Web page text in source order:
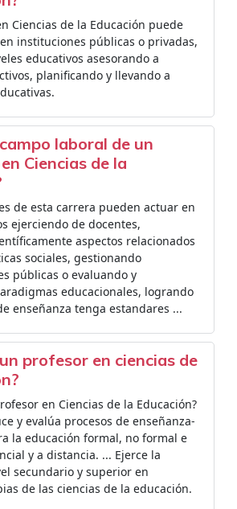
Ciencias de la Educación puede
instituciones públicas o privadas,
educativos asesorando a
planificando y llevando a
laboral de un
Ciencias de la
de esta carrera pueden actuar en
ejerciendo de docentes,
aspectos relacionados
sociales, gestionando
públicas o evaluando y
educacionales, logrando
enseñanza tenga estandares ...
profesor en ciencias de
en Ciencias de la Educación?
y evalúa procesos de enseñanza-
la educación formal, no formal e
y a distancia. ... Ejerce la
secundario y superior en
de las ciencias de la educación.